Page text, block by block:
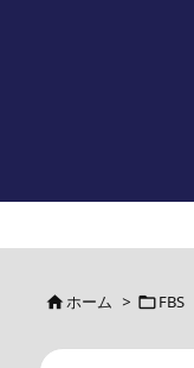
ホーム > FBS